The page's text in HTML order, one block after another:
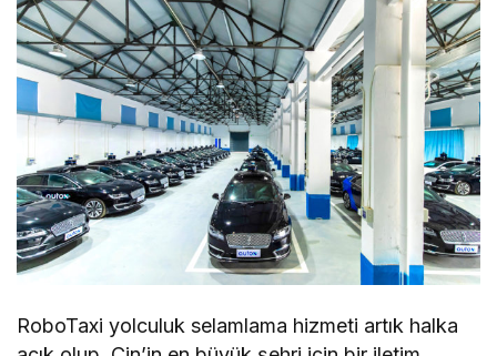
RoboTaxi yolculuk selamlama hizmeti artık halka